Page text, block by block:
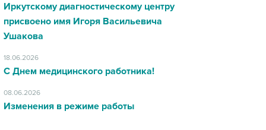
Иркутскому диагностическому центру
присвоено имя Игоря Васильевича
Ушакова
18.06.2026
С Днем медицинского работника!
08.06.2026
Изменения в режиме работы